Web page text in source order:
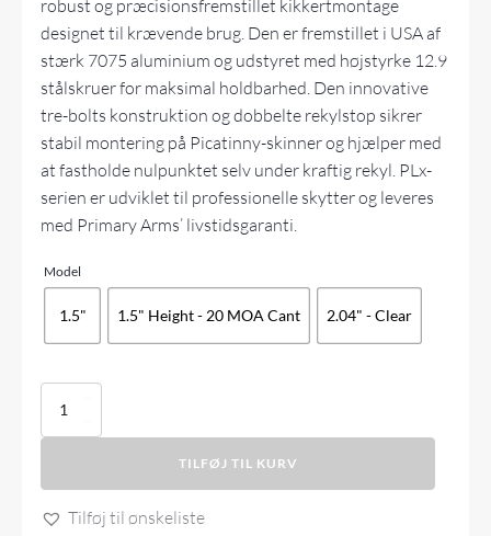
robust og præcisionsfremstillet kikkertmontage
designet til krævende brug. Den er fremstillet i USA af
stærk 7075 aluminium og udstyret med højstyrke 12.9
stålskruer for maksimal holdbarhed. Den innovative
tre-bolts konstruktion og dobbelte rekylstop sikrer
stabil montering på Picatinny-skinner og hjælper med
at fastholde nulpunktet selv under kraftig rekyl. PLx-
serien er udviklet til professionelle skytter og leveres
med Primary Arms’ livstidsgaranti.
Model
1.5" 1.5" Height - 20 MOA Cant 2.04" - Clear
Primary
30mm
Cantilever
antal
TILFØJ TIL KURV
Tilføj til ønskeliste